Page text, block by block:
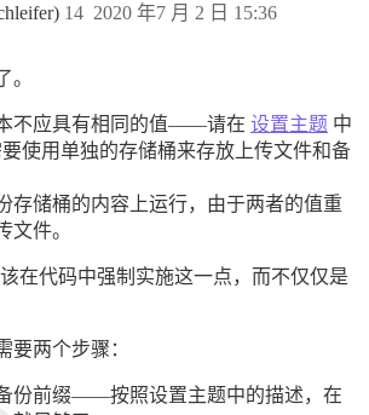
2020 年7 月 2 日 15:36
14
。
不应具有相同的值——请在 设置主题 中
使用单独的存储桶来存放上传文件和备
存储桶的内容上运行，由于两者的值重
文件。
在代码中强制实施这一点，而不仅仅是
要两个步骤：
份前缀——按照设置主题中的描述，在